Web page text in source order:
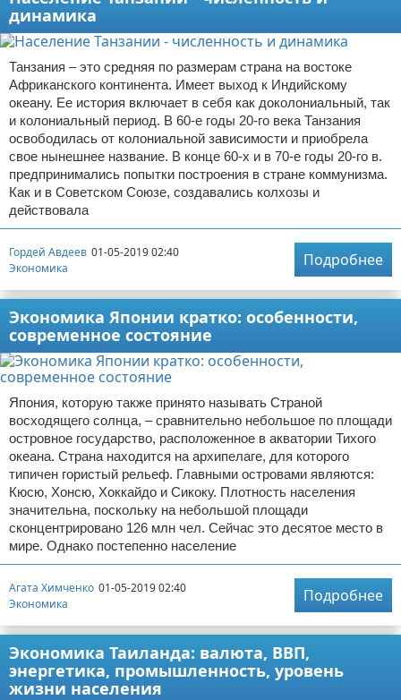
динамика
Танзания – это средняя по размерам страна на востоке
Африканского континента. Имеет выход к Индийскому
океану. Ее история включает в себя как доколониальный, так
и колониальный период. В 60-е годы 20-го века Танзания
освободилась от колониальной зависимости и приобрела
свое нынешнее название. В конце 60-х и в 70-е годы 20-го в.
предпринимались попытки построения в стране коммунизма.
Как и в Советском Союзе, создавались колхозы и
действовала
Гордей Авдеев 01-05-2019 02:40
Экономика
Подробнее
Экономика Японии кратко: особенности,
современное состояние
Япония, которую также принято называть Страной
восходящего солнца, – сравнительно небольшое по площади
островное государство, расположенное в акватории Тихого
океана. Страна находится на архипелаге, для которого
типичен гористый рельеф. Главными островами являются:
Кюсю, Хонсю, Хоккайдо и Сикоку. Плотность населения
значительна, поскольку на небольшой площади
сконцентрировано 126 млн чел. Сейчас это десятое место в
мире. Однако постепенно население
Агата Химченко 01-05-2019 02:40
Экономика
Подробнее
Экономика Таиланда: валюта, ВВП,
энергетика, промышленность, уровень
жизни населения